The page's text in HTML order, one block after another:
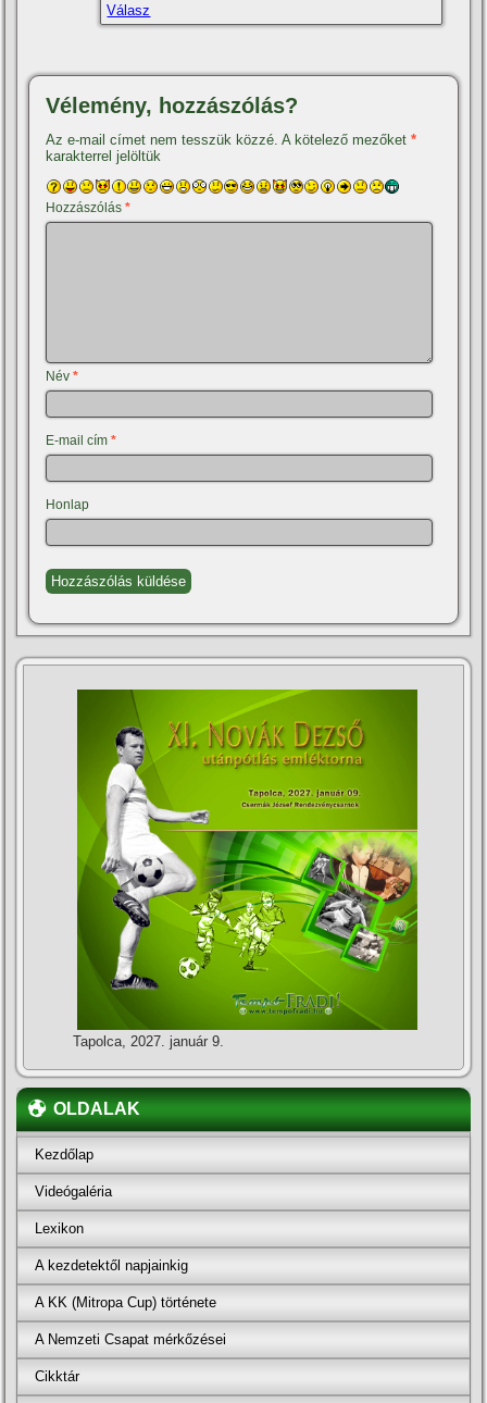
Válasz
Vélemény, hozzászólás?
Az e-mail címet nem tesszük közzé. A kötelező mezőket*
karakterrel jelöltük
Hozzászólás*
Név*
E-mail cím*
Honlap
Tapolca, 2027. január 9.
OLDALAK
Kezdőlap
Videógaléria
Lexikon
A kezdetektől napjainkig
A KK (Mitropa Cup) története
A Nemzeti Csapat mérkőzései
Cikktár